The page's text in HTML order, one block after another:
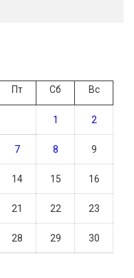
Пт Сб Вс
1 2
7 8 9
14 15 16
21 22 23
28 29 30